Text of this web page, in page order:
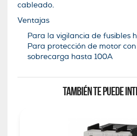
cableado.
Ventajas
Para la vigilancia de fusibles
Para protección de motor
sobrecarga hasta 100A
TAMBIÉN TE PUEDE